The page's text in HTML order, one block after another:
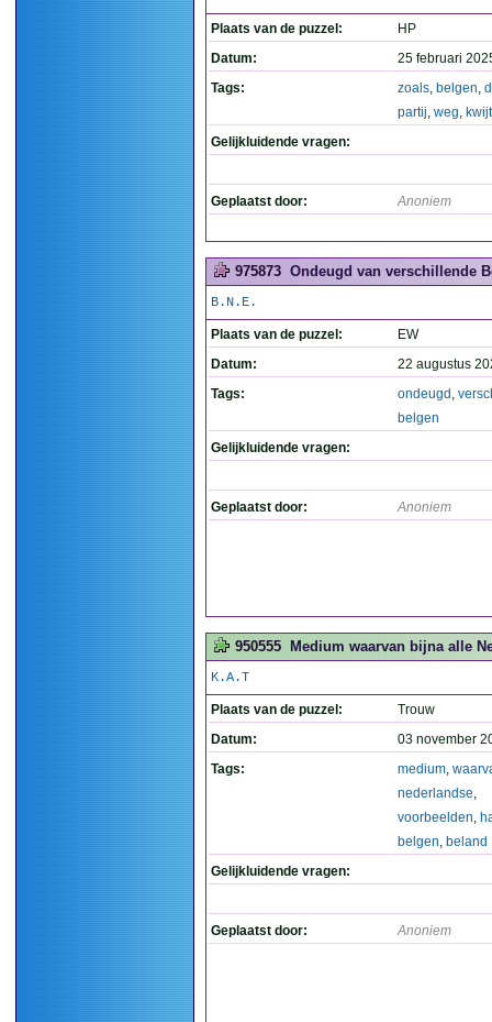
Plaats van de puzzel:
HP
Datum:
25 februari
Tags:
zoals, belgen,
partij, weg, kwijt
Gelijkluidende vragen:
Geplaatst door: Anoniem
975873 Ondeugd van verschillende
B.N.E.
Plaats van de puzzel:
EW
Datum:
22 augustus
Tags:
ondeugd ,
belgen
Gelijkluidende vragen:
Geplaatst door: Anoniem
950555 Medium waarvan bijna alle
K.A.T
Plaats van de puzzel:
Trouw
Datum:
03 november
Tags:
medium,
nederlandse,
voorbeelden,
belgen, beland
Gelijkluidende vragen:
Geplaatst door: Anoniem